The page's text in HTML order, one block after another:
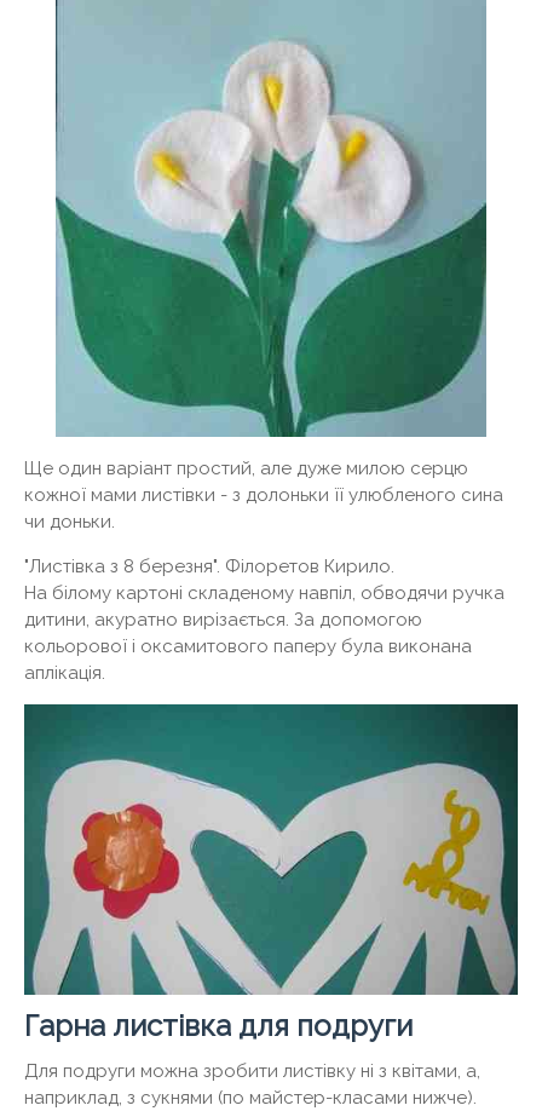
Ще один варіант простий, але дуже милою серцю
кожної мами листівки - з долоньки її улюбленого сина
чи доньки.
"Листівка з 8 березня". Філоретов Кирило.
На білому картоні складеному навпіл, обводячи ручка
дитини, акуратно вирізається. За допомогою
кольорової і оксамитового паперу була виконана
аплікація.
Гарна листівка для подруги
Для подруги можна зробити листівку ні з квітами, а,
наприклад, з сукнями (по майстер-класами нижче).